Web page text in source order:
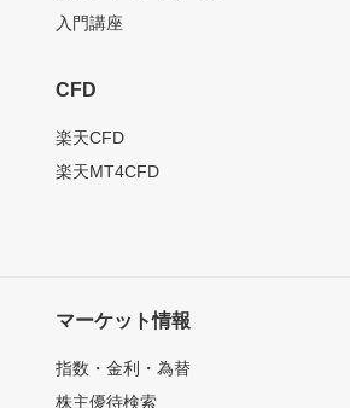
入門講座
CFD
楽天CFD
楽天MT4CFD
マーケット情報
指数・金利・為替
株主優待検索